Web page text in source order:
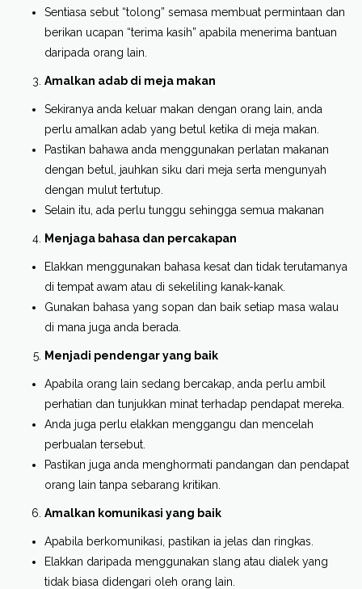
Sentiasa sebut “tolong” semasa membuat permintaan dan
berikan ucapan “terima kasih” apabila menerima bantuan
daripada orang lain.
Amalkan adab di meja makan
Sekiranya anda keluar makan dengan orang lain, anda
perlu amalkan adab yang betul ketika di meja makan.
Pastikan bahawa anda menggunakan perlatan makanan
dengan betul, jauhkan siku dari meja serta mengunyah
dengan mulut tertutup.
Selain itu, ada perlu tunggu sehingga semua makanan
Menjaga bahasa dan percakapan
Elakkan menggunakan bahasa kesat dan tidak terutamanya
di tempat awam atau di sekeliling kanak-kanak.
Gunakan bahasa yang sopan dan baik setiap masa walau
di mana juga anda berada.
Menjadi pendengar yang baik
Apabila orang lain sedang bercakap, anda perlu ambil
perhatian dan tunjukkan minat terhadap pendapat mereka.
Anda juga perlu elakkan menggangu dan mencelah
perbualan tersebut.
Pastikan juga anda menghormati pandangan dan pendapat
orang lain tanpa sebarang kritikan.
Amalkan komunikasi yang baik
Apabila berkomunikasi, pastikan ia jelas dan ringkas.
Elakkan daripada menggunakan slang atau dialek yang
tidak biasa didengari oleh orang lain.